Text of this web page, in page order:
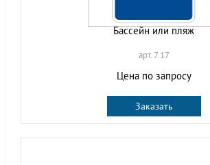
Бассейн или пляж
арт. 7.17
Цена по запросу
Заказать